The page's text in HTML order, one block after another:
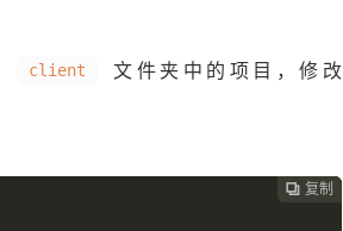
client 文件夹中的项目，修改
 复制
 复制
 复制